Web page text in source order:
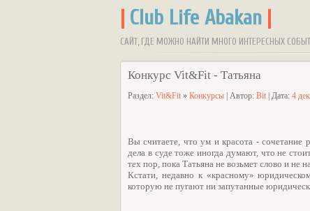
Club Life Abakan
САЙТ, ГДЕ МОЖНО НАЙТИ МНОГО ИНТЕРЕСНЫХ
Конкурс Vit&Fit - Татьяна
Раздел: Vit&Fit » Конкурсы | Автор: Bit | Дата: 4
Вы считаете, что ум и красота -
дела в суде тоже иногда думают, что не
тех пор, пока Татьяна не возьмет слово и не
Кстати, недавно к «красному»
которую не пугают ни запутанные